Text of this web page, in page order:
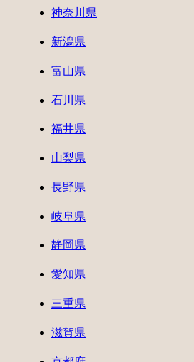
神奈川県
新潟県
富山県
石川県
福井県
山梨県
長野県
岐阜県
静岡県
愛知県
三重県
滋賀県